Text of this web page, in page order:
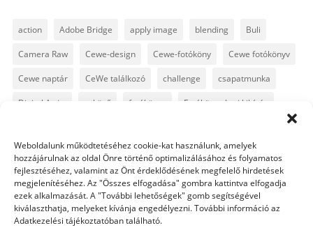
Weboldalunk működtetéséhez cookie-kat használunk, amelyek
hozzájárulnak az oldal Önre történő optimalizálásához és folyamatos
fejlesztéséhez, valamint az Önt érdeklődésének megfelelő hirdetések
megjelenítéséhez. Az "Összes elfogadása" gombra kattintva elfogadja
ezek alkalmazását. A "További lehetőségek" gomb segítségével
kiválaszthatja, melyeket kívánja engedélyezni. További információ az
Adatkezelési tájékoztatóban található.
action Adobe Bridge apply image blending Buli
Camera Raw Cewe-design Cewe-fotóköny Cewe fotókönyv
Cewe naptár CeWe találkozó challenge csapatmunka
Digital Artist esküvő fotókönyv Fotókönyv heti kihívás
karácsony
Levin Lightroom Mintakönyv naptár path
Photoshop Photoshop alapok Photoshop CC
Photoshop tippek Photoshop tippek, trükkök Postworkshop
PS pluginok Quickpage retusálás